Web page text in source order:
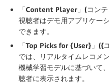
「Content Player」(コン
視聴者はデモ用アプリケー
できます。
「Top Picks for {User}」({
では、リアルタイムレコメ
機械学習モデルに基づいて
聴者に表示されます。